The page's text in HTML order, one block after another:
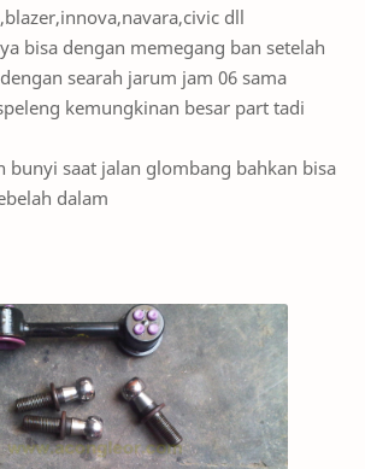
dll
bisa dengan memegang ban setelah
searah jarum jam 06 sama
kemungkinan besar part tadi
bunyi saat jalan glombang bahkan bisa
dalam